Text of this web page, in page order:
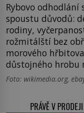
Rybovo odhodlání
spoustu důvodů:
rodiny,
rožmitálští bez
morového
důstojného hrobu
Foto: wikimedia.org,
PRÁVĚ V PRODEJI